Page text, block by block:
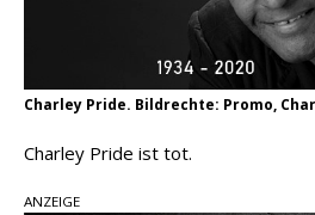
Charley Pride. Bildrechte: Promo,
Charley Pride ist tot.
ANZEIGE